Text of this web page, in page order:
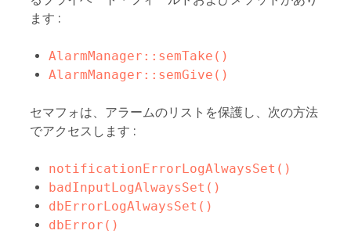
ます :
AlarmManager::semTake()
AlarmManager::semGive()
セマフォは、アラームのリストを保護し、次の方法
でアクセスします :
notificationErrorLogAlwaysSet()
badInputLogAlwaysSet()
dbErrorLogAlwaysSet()
dbError()